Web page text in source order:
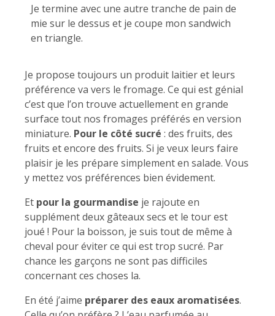
Je termine avec une autre tranche de pain de
mie sur le dessus et je coupe mon sandwich
en triangle.
Je propose toujours un produit laitier et leurs
préférence va vers le fromage. Ce qui est génial
c’est que l’on trouve actuellement en grande
surface tout nos fromages préférés en version
miniature. Pour le côté sucré : des fruits, des
fruits et encore des fruits. Si je veux leurs faire
plaisir je les prépare simplement en salade. Vous
y mettez vos préférences bien évidement.
Et pour la gourmandise je rajoute en
supplément deux gâteaux secs et le tour est
joué ! Pour la boisson, je suis tout de même à
cheval pour éviter ce qui est trop sucré. Par
chance les garçons ne sont pas difficiles
concernant ces choses la.
En été j’aime préparer des eaux aromatisées.